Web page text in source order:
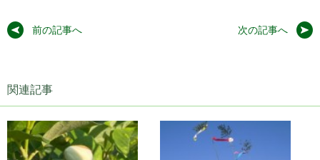
前の記事へ 次の記事へ
関連記事